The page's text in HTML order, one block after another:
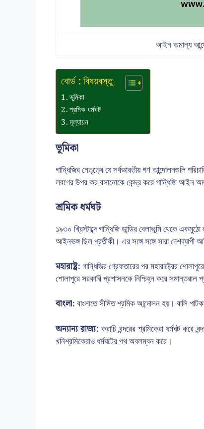
আইন অমান্য
বোর্ড : বিষয়বস্তু
ভূমিকা
শ্রমিক ধর্মঘট
মূল্যায়ন
ভূমিকা
গান্ধিজির নেতৃত্বে যে সর্বভারতীয় গণ আন্দোলনগুলি
লবণের উপর কর বসানোকে কেন্দ্র করে গান্ধিজি আইন
শ্রমিক ধর্মঘট
১৯৩০ খ্রিস্টাব্দে গান্ধিজি ডান্ডির বেলাভূমি থেকে
আইনভঙ্গ ছিল প্রতীকী। এর সঙ্গে সঙ্গে সারা
মহারাষ্ট্র:গান্ধিজির গ্রেফতারের পর মহারাষ্ট্রের
শোলাপুরে সরকারি প্রশাসনকে নিশ্চিহ্ন করে সমান্তরাল
বাংলা:বাংলাতে সীমিত শ্রমিক আন্দোলন হয়। বালি
অন্যান্য রাজ্য:করাচি বন্দরের শ্রমিকেরা ধর্মঘট করে
খনিশ্রমিকেরাও ধর্মঘটের পথ অবলম্বন করে।